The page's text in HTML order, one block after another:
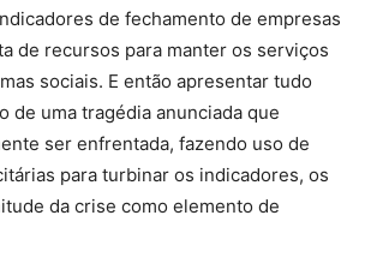
de fechamento de empresas
de recursos para manter os serviços
sociais. E então apresentar tudo
de uma tragédia anunciada que
ser enfrentada, fazendo uso de
para turbinar os indicadores, os
da crise como elemento de